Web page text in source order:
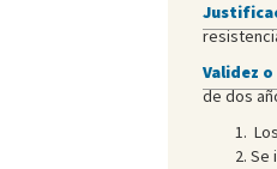
Validez
de dos
Se